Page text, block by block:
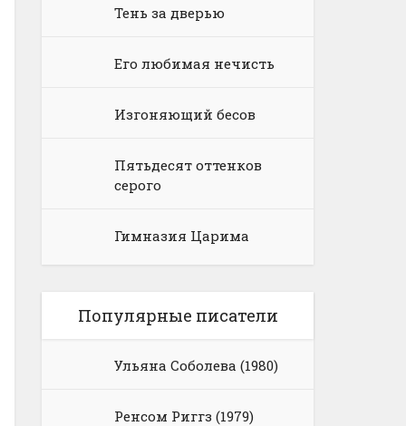
Тень за дверью
Его любимая нечисть
Изгоняющий бесов
Пятьдесят оттенков
серого
Гимназия Царима
Популярные писатели
Ульяна Соболева (1980)
Ренсом Риггз (1979)